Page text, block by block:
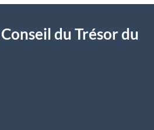
i
du Trésor du